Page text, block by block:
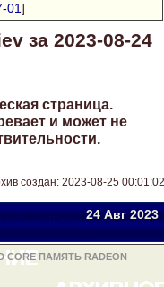
01]
за 2023-08-24
страница.
и может не
создан: 2023-08-25 00:01:02
24 Авг2023
ПАМЯТЬ RADEON